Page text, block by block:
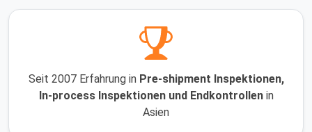
Seit 2007 Erfahrung in Pre-shipment Inspektionen,
In-process Inspektionen und Endkontrollenin
Asien